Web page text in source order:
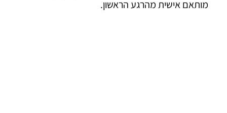
מותאם אישית מהרגע הראשון.